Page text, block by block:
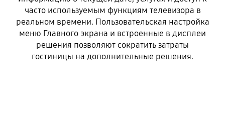
часто используемым функциям телевизора в
реальном времени. Пользовательская настройка
меню Главного экрана и встроенные в дисплеи
решения позволяют сократить затраты
гостиницы на дополнительные решения.